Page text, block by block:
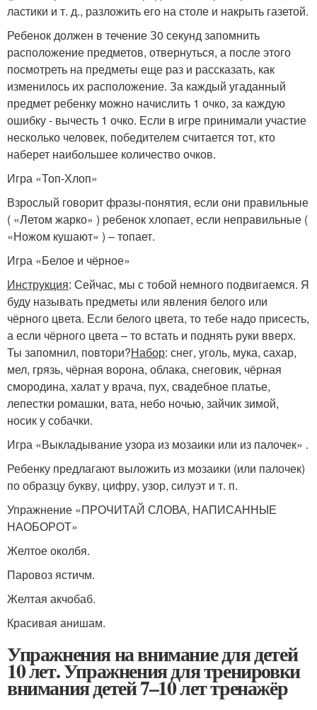
ластики и т. д., разложить его на столе и накрыть газетой.
Ребенок должен в течение З0 секунд запомнить
расположение предметов, отвернуться, а после этого
посмотреть на предметы еще раз и рассказать, как
изменилось их расположение. За каждый угаданный
предмет ребенку можно начислить 1 очко, за каждую
ошибку - вычесть 1 очко. Если в игре принимали участие
несколько человек, победителем считается тот, кто
наберет наибольшее количество очков.
Игра «Топ-Хлоп»
Взрослый говорит фразы-понятия, если они правильные
( «Летом жарко» ) ребенок хлопает, если неправильные (
«Ножом кушают» ) – топает.
Игра «Белое и чёрное»
Инструкция: Сейчас, мы с тобой немного подвигаемся. Я
буду называть предметы или явления белого или
чёрного цвета. Если белого цвета, то тебе надо присесть,
а если чёрного цвета – то встать и поднять руки вверх.
Ты запомнил, повтори?Набор: снег, уголь, мука, сахар,
мел, грязь, чёрная ворона, облака, снеговик, чёрная
смородина, халат у врача, пух, свадебное платье,
лепестки ромашки, вата, небо ночью, зайчик зимой,
носик у собачки.
Игра «Выкладывание узора из мозаики или из палочек» .
Ребенку предлагают выложить из мозаики (или палочек)
по образцу букву, цифру, узор, силуэт и т. п.
Упражнение «ПРОЧИТАЙ СЛОВА, НАПИСАННЫЕ
НАОБОРОТ»
Желтое околбя.
Паровоз ястичм.
Желтая акчобаб.
Красивая анишам.
Упражнения на внимание для детей
10 лет. Упражнения для тренировки
внимания детей 7–10 лет тренажёр